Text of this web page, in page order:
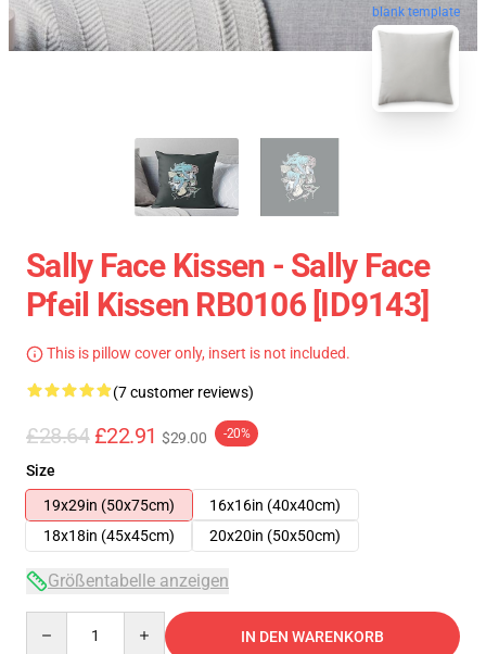
blank template
Sally Face Kissen - Sally Face
Pfeil Kissen RB0106 [ID9143]
This is pillow cover only, insert is not included.
(7 customer reviews)
£28.64 £22.91 $29.00 -20%
Size
19x29in (50x75cm)
16x16in (40x40cm)
18x18in (45x45cm)
20x20in (50x50cm)
Größentabelle anzeigen
IN DEN WARENKORB